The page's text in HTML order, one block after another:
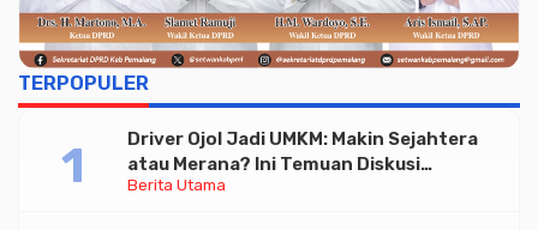
TERPOPULER
Berita Utama
Driver Ojol Jadi UMKM: Makin Sejahtera
atau Merana? Ini Temuan Diskusi
Paramadina